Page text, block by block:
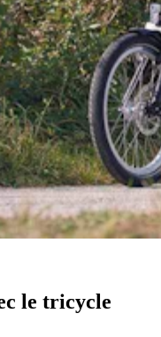
le tricycle